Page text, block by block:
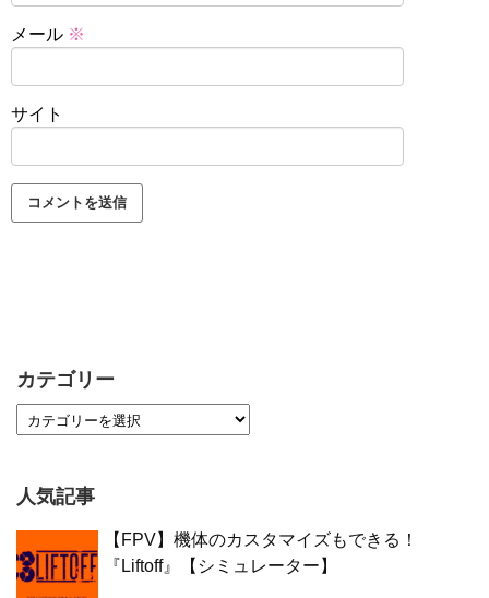
メール ※
サイト
カテゴリー
人気記事
【FPV】機体のカスタマイズもできる！
『Liftoff』【シミュレーター】